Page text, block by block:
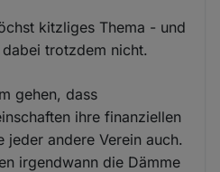
kitzliges Thema - und
trotzdem nicht.
gehen, dass
ihre finanziellen
jeder andere Verein auch.
irgendwann die Dämme